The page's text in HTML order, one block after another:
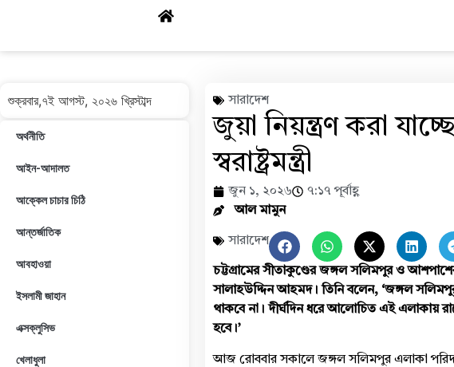
শুক্রবার,৭ই আগস্ট, ২০২৬ খ্রিস্টাব্দ
অর্থনীতি
আইন-আদালত
আক্কেল চাচার চিঠি
আন্তর্জাতিক
আবহাওয়া
ইসলামী জাহান
এক্সক্লুসিভ
খেলাধুলা
সারাদেশ
জুয়া নিয়ন্ত্রণ করা
স্বরাষ্ট্রমন্ত্রী
জুন ১, ২০২৬
৭:১৭ পূর্বাহ্ণ
আল মামুন
সারাদেশ
চট্টগ্রামের সীতাকুণ্ডের জঙ্গল সলিমপুর ও আশপাশের
সালাহউদ্দিন আহমদ। তিনি বলেন, ‘জঙ্গল সলিমপুর
থাকবে না। দীর্ঘদিন ধরে আলোচিত এই এলাকায়
হবে।’
আজ রোববার সকালে জঙ্গল সলিমপুর এলাকা